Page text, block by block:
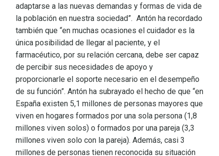
adaptarse a las nuevas demandas y formas de vida de
la población en nuestra sociedad”. Antón ha recordado
también que “en muchas ocasiones el cuidador es la
única posibilidad de llegar al paciente, y el
farmacéutico, por su relación cercana, debe ser capaz
de percibir sus necesidades de apoyo y
proporcionarle el soporte necesario en el desempeño
de su función”. Antón ha subrayado el hecho de que “en
España existen 5,1 millones de personas mayores que
viven en hogares formados por una sola persona (1,8
millones viven solos) o formados por una pareja (3,3
millones viven solo con la pareja). Además, casi 3
millones de personas tienen reconocida su situación